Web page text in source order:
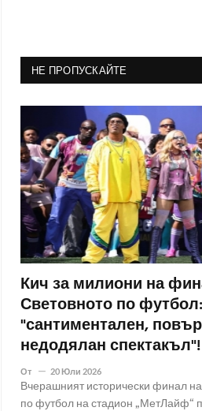
НЕ ПРОПУСКАЙТЕ
Кич за милиони на
Световното по футбол:
"сантиментален,
недодялан спектакъл"!
От 20 Юли 2026
Вчерашният исторически финал
по футбол на стадион „МетЛайф“